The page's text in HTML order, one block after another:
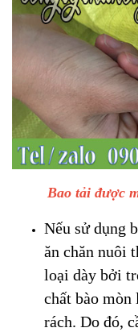
Bao tải được
Nếu sử dụng
ăn chăn nuôi
loại dày bởi
chất bào mòn
rách. Do đó,